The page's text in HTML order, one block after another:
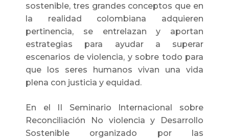
sostenible, tres grandes conceptos que en
la realidad colombiana adquieren
pertinencia, se entrelazan y aportan
estrategias para ayudar a superar
escenarios de violencia, y sobre todo para
que los seres humanos vivan una vida
plena con justicia y equidad.
En el II Seminario Internacional sobre
Reconciliación No violencia y Desarrollo
Sostenible organizado por las